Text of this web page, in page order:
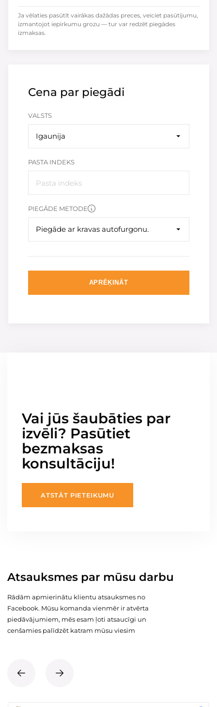
Cena par piegādi
VALSTS
Igaunija
PASTA INDEKS
PIEGĀDE METODE
Piegāde ar kravas autofurgonu.
APRĒĶINĀT
Ja vēlaties pasūtīt vairākas dažādas preces, veiciet pasūtījumu,
izmantojot iepirkumu grozu — tur var redzēt piegādes
izmaksas.
Vai jūs šaubāties par
izvēli? Pasūtiet
bezmaksas
konsultāciju!
ATSTĀT PIETEIKUMU
Atsauksmes par mūsu darbu
Rādām apmierinātu klientu atsauksmes no
Facebook. Mūsu komanda vienmēr ir atvērta
piedāvājumiem, mēs esam ļoti atsaucīgi un
cenšamies palīdzēt katram mūsu viesim